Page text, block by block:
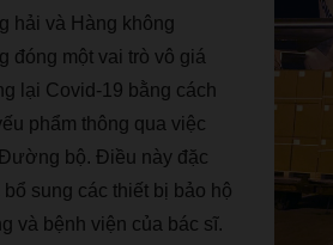
hải và H àng không
đóng một vai trò vô giá
l ại Covid-19 bằng cách
ếu phẩm thông qua việc
ng bộ. Điều này đặc
bổ sung các thiết bị bảo hộ
và bệnh viện của bác sĩ.